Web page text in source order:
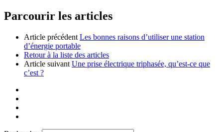
Parcourir les articles
Article précédent Les bonnes raisons d’utiliser une station
d’énergie portable
Retour à la liste des articles
Article suivant Une prise électrique triphasée, qu’est-ce que
c’est ?